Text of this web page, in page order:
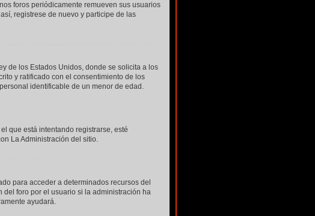
foros periódicamente remueven sus usuarios
registrese de nuevo y participe de las
de los Estados Unidos, donde se solicita a los
y ratificado con el consentimiento de los
identificable de un menor de edad.
que está intentando registrarse, esté
La Administración del sitio.
para acceder a determinados recursos del
del foro por el usuario si la administración ha
ayudará.